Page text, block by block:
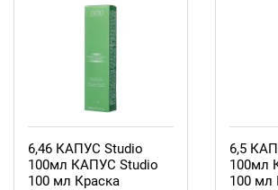
6,46 КАПУС Studio
100мл КАПУС Studio
100 мл Краска
6,5
100мл
100 мл